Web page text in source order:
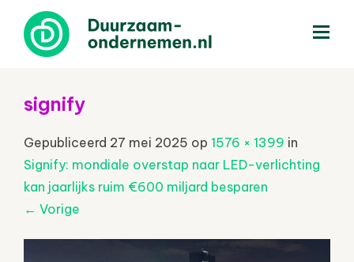
signify
Gepubliceerd 27 mei 2025 op 1576 × 1399 in
Signify: mondiale overstap naar LED-verlichting
kan jaarlijks ruim €600 miljard besparen
← Vorige